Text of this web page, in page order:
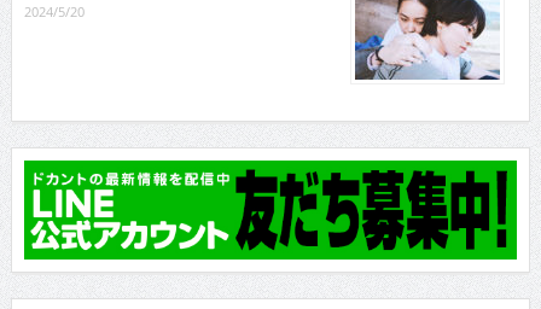
2024/5/20